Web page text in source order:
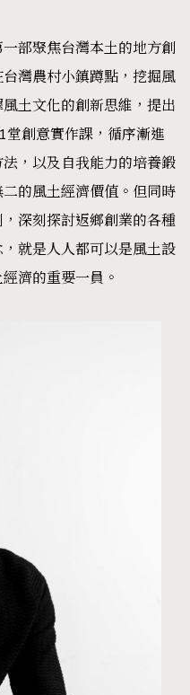
部聚焦台灣本土的地方創
灣農村小鎮蹲點，挖掘風
土文化的創新思維，提出
創意實作課，循序漸進
，以及自我能力的培養鍛
的風土經濟價值。但同時
深刻探討返鄉創業的各種
就是人人都可以是風土設
濟的重要一員。